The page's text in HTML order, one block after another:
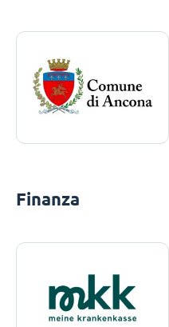
Finanza